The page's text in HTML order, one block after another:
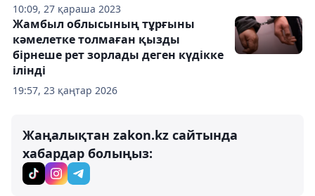
10:09, 27 қараша 2023
19:57, 23 қаңтар 2026
Жамбыл облысының тұрғыны
кәмелетке толмаған қызды
бірнеше рет зорлады деген күдікке
ілінді
Жаңалықтан zakon.kz сайтында
хабардар болыңыз: